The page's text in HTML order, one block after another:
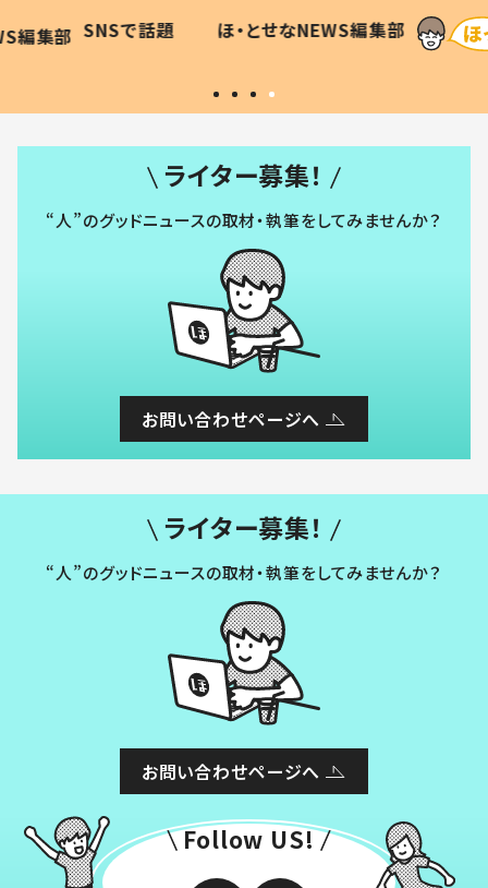
編集部
作り続ける理由とは #令和の親
#令和の子
SNSで話題 ほ・とせなNEWS編集部 「涙が
い」
ライター募集！
“人”のグッドニュースの取材・執筆をしてみませんか？
お問い合わせページへ
ライター募集！
“人”のグッドニュースの取材・執筆をしてみませんか？
お問い合わせページへ
Follow US!